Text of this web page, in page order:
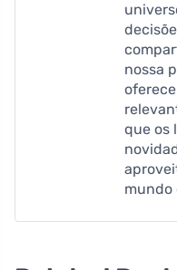
nossa
que os
mundo